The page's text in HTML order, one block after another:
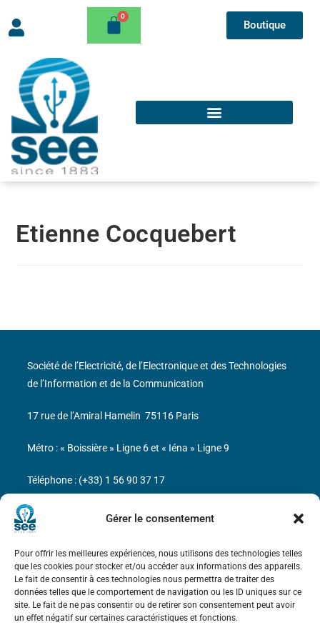
Gérer le consentement
Pour offrir les meilleures expériences, nous utilisons des technologies telles
que les cookies pour stocker et/ou accéder aux informations des appareils.
Le fait de consentir à ces technologies nous permettra de traiter des
données telles que le comportement de navigation ou les ID uniques sur ce
site. Le fait de ne pas consentir ou de retirer son consentement peut avoir
un effet négatif sur certaines caractéristiques et fonctions.
Boutique
Etienne Cocquebert
Bicentenaire des découvertes d’André-
Marie Ampère
Mentions légales
Société de l’Electricité, de l’Electronique et des Technologies
de l’Information et de la Communication
17 rue de l’Amiral Hamelin 75116 Paris
Métro : « Boissière » Ligne 6 et « Iéna » Ligne 9
Téléphone : (+33) 1 56 90 37 17
N° de SIREN : 785 393 232, Code APE : 9412Z TVA intra-
communautaire : FR44 785 393 232